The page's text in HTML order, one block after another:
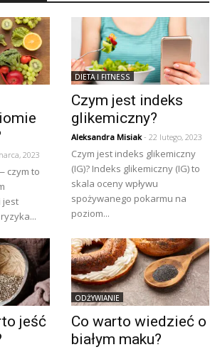
2023
czym to
jest
DIETA I FITNESS
Czym jest indeks
glikemiczny?
Aleksandra Misiak- 22 lutego, 2023
Czym jest indeks glikemiczny
(IG)? Indeks glikemiczny (IG) to
skala oceny wpływu
spożywanego pokarmu na
poziom...
jeść
ODŻYWIANIE
Co warto wiedzieć o
białym maku?